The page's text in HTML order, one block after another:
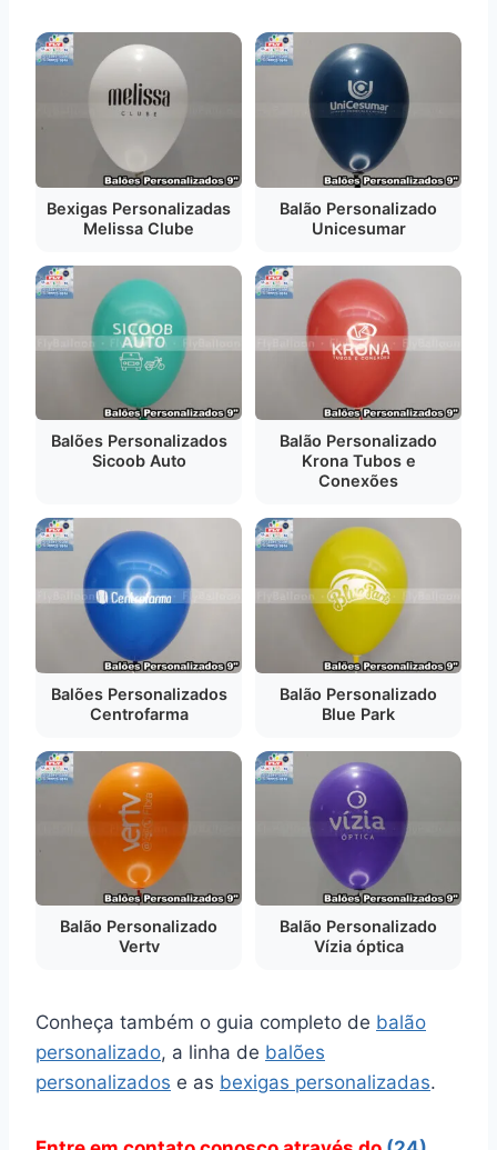
Bexigas Personalizadas
Melissa Clube
Balão Personalizado
Unicesumar
Balões Personalizados
Sicoob Auto
Balão Personalizado
Krona Tubos e
Conexões
Balões Personalizados
Centrofarma
Balão Personalizado
Blue Park
Balão Personalizado
Vertv
Balão Personalizado
Vízia óptica
Conheça também o guia completo de balão
personalizado, a linha de balões
personalizados e as bexigas personalizadas.